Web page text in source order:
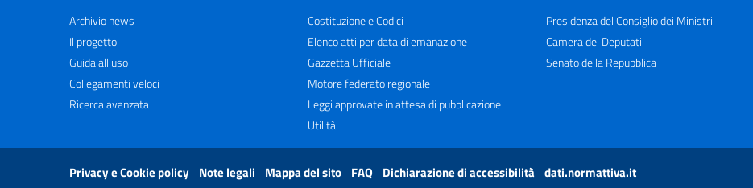
Archivio news
Il progetto
Guida all'uso
Collegamenti veloci
Ricerca avanzata
Costituzione e Codici
Elenco atti per data di emanazione
Gazzetta Ufficiale
Motore federato regionale
Leggi approvate in attesa di pubblicazione
Utilità
Presidenza del Consiglio dei Ministri
Camera dei Deputati
Senato della Repubblica
Privacy e Cookie policy Note legali Mappa del sito FAQ Dichiarazione di accessibilità dati.normattiva.it